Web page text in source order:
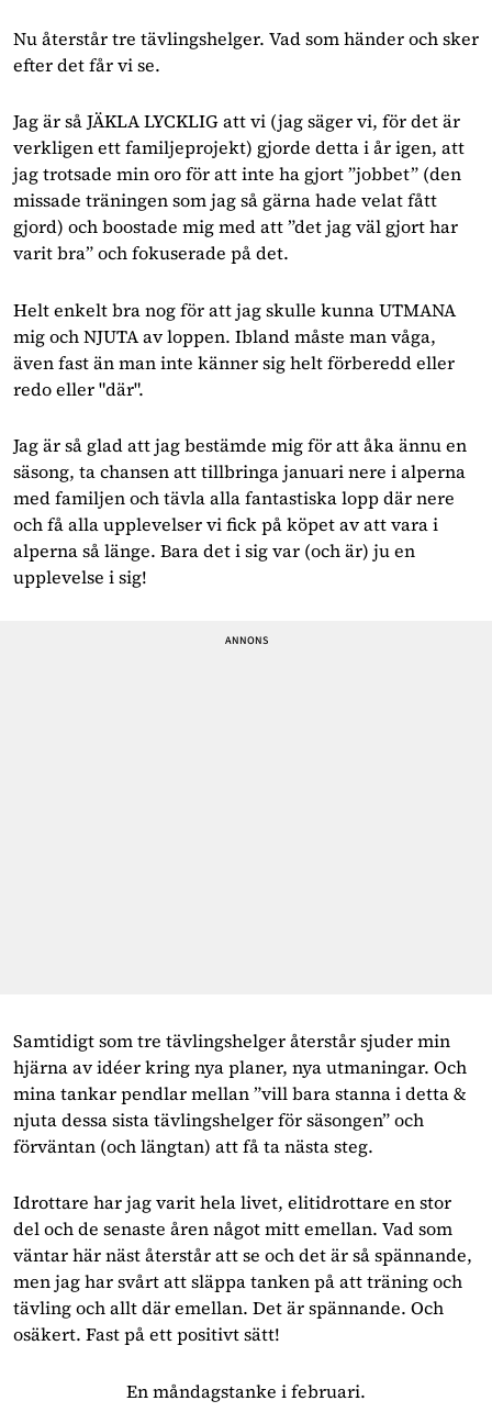
Nu återstår tre tävlingshelger. Vad som händer och sker
efter det får vi se.
Jag är så JÄKLA LYCKLIG att vi (jag säger vi, för det är
verkligen ett familjeprojekt) gjorde detta i år igen, att
jag trotsade min oro för att inte ha gjort ”jobbet” (den
missade träningen som jag så gärna hade velat fått
gjord) och boostade mig med att ”det jag väl gjort har
varit bra” och fokuserade på det.
Helt enkelt bra nog för att jag skulle kunna UTMANA
mig och NJUTA av loppen. Ibland måste man våga,
även fast än man inte känner sig helt förberedd eller
redo eller "där".
Jag är så glad att jag bestämde mig för att åka ännu en
säsong, ta chansen att tillbringa januari nere i alperna
med familjen och tävla alla fantastiska lopp där nere
och få alla upplevelser vi fick på köpet av att vara i
alperna så länge. Bara det i sig var (och är) ju en
upplevelse i sig!
Samtidigt som tre tävlingshelger återstår sjuder min
hjärna av idéer kring nya planer, nya utmaningar. Och
mina tankar pendlar mellan ”vill bara stanna i detta &
njuta dessa sista tävlingshelger för säsongen” och
förväntan (och längtan) att få ta nästa steg.
Idrottare har jag varit hela livet, elitidrottare en stor
del och de senaste åren något mitt emellan. Vad som
väntar här näst återstår att se och det är så spännande,
men jag har svårt att släppa tanken på att träning och
tävling och allt där emellan. Det är spännande. Och
osäkert. Fast på ett positivt sätt!
En måndagstanke i februari.